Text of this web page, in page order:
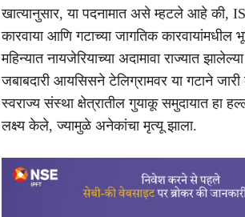
खात्यानुसार, या पदनामात असे म्हटले आहे की,
कारवाया आणि गटाच्या जागतिक
महिन्यात नायजेरियाच्या अदामावा राज्यात
जबाबदारी आयसिसने टेलिग्रामवर या गटाने
स्वराज्य संस्था क्षेत्रातील गुयाकू समुदायात हा
लक्ष्य केले, ज्यामुळे अनेकांचा मृत्यू झाला.